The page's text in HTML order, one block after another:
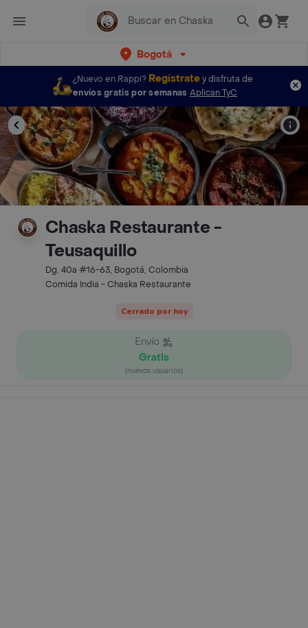
Bogotá
¿Nuevo en Rappi? Regístratey disfruta de
envíos gratis por semanas Aplican TyC
Chaska Restaurante -
Teusaquillo
Dg. 40a #16-63, Bogotá, Colombia
Comida India - Chaska Restaurante
Cerrado por hoy
Envío
Gratis
(nuevos usuarios)